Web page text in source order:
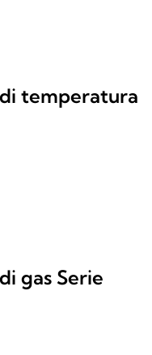
temperatura
gas Serie